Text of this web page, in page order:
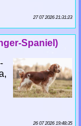
27 07 2026 21:31:23
Spaniel)
26 07 2026 19:48:35